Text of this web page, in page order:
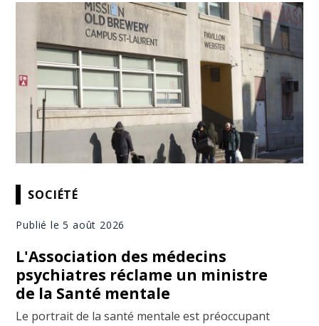
SOCIÉTÉ
Publié le 5 août 2026
L'Association des médecins
psychiatres réclame un ministre
de la Santé mentale
Le portrait de la santé mentale est préoccupant